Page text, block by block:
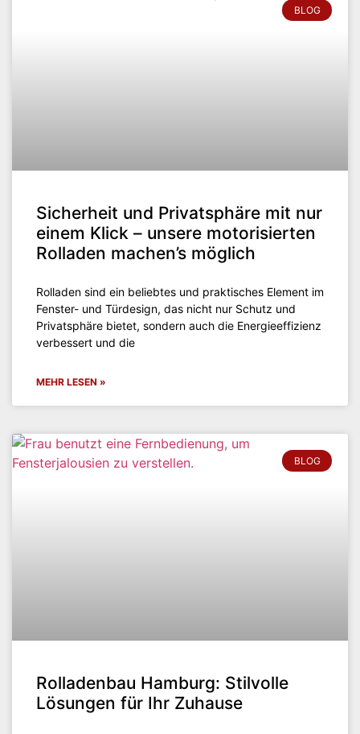
BLOG
Sicherheit und Privatsphäre mit nur
einem Klick – unsere motorisierten
Rolladen machen’s möglich
Rolladen sind ein beliebtes und praktisches Element im
Fenster- und Türdesign, das nicht nur Schutz und
Privatsphäre bietet, sondern auch die Energieeffizienz
verbessert und die
MEHR LESEN »
BLOG
Rolladenbau Hamburg: Stilvolle
Lösungen für Ihr Zuhause